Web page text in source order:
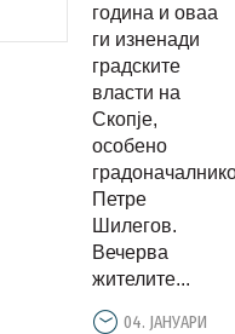
во
Сопиште
кои се
под нивна
останаа
од
снегот
година и оваа
ги изненади
градските
власти на
Скопје,
особено
Петре
Шилегов.
Вечерва
жителите...
04. ЈАНУАРИ